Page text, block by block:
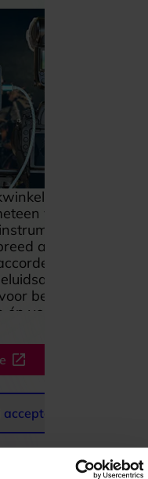
in Helmond
voelbaar is. Je
en
aanbod van
beginners die
voor ervaren
De sfeer
doelgericht
zelf speelt,
hoger niveau wil
adres